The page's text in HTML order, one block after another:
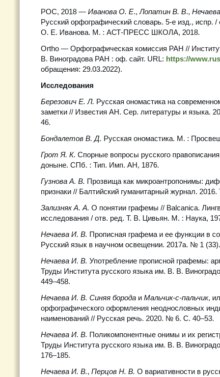
РОС, 2018 — Иванова О. Е.,Лопатин В. В.,
Русский орфографический словарь. 5-е изд., испр.
О. Е. Иванова. М. : АСТ-ПРЕСС ШКОЛА, 2018.
Ortho — Орфографическая комиссия РАН //
В. Виноградова РАН : оф. сайт. URL: https://
обращения: 29.03.2022).
Исследования
Березович Е. Л. Русская ономастика на
заметки // Известия АН. Сер. литературы и языка.
46.
Бондалетов В. Д. Русская ономастика. М. :
Грот Я. К. Спорные вопросы русского
доныне. СПб. : Тип. Имп. АН, 1876.
Гузнова А. В. Прозвища как микроантропонимы:
признаки // Балтийский гуманитарный журнал.
Зализняк А. А. О понятии графемы // Balcanica.
исследования / отв. ред. Т. В. Цивьян. М. : Наука,
Нечаева И. В. Прописная графема и ее функции в
Русский язык в научном освещении. 2017а. № 1
Нечаева И. В. Употребление прописной графемы:
Труды Института русского языка им. В. В.
449–458.
Нечаева И. В. Синяя борода и Мальчик-с-пальчик,
орфографического оформления неоднословных
наименований // Русская речь. 2020. № 6. С. 40–53.
Нечаева И. В. Поликомпонентные онимы и их
Труды Института русского языка им. В. В.
176–185.
Нечаева И. В., Перцов Н. В. О вариативности в